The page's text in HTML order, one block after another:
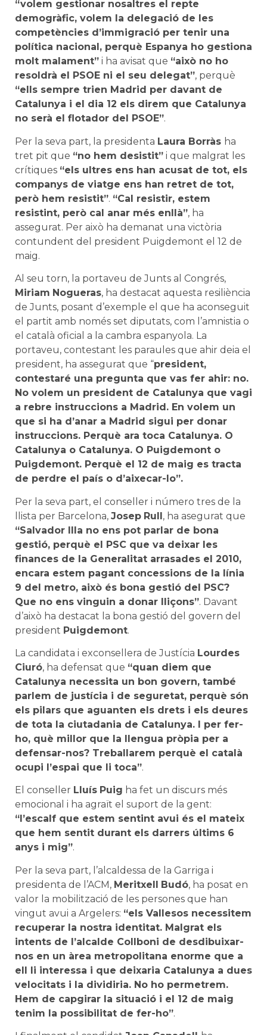
“volem gestionar nosaltres el repte
demogràfic, volem la delegació de les
competències d’immigració per tenir una
política nacional, perquè Espanya ho gestiona
molt malament” i ha avisat que “això no ho
resoldrà el PSOE ni el seu delegat”, perquè
“ells sempre trien Madrid per davant de
Catalunya i el dia 12 els direm que Catalunya
no serà el flotador del PSOE”.
Per la seva part, la presidenta Laura Borràs ha
tret pit que “no hem desistit” i que malgrat les
crítiques “els ultres ens han acusat de tot, els
companys de viatge ens han retret de tot,
però hem resistit”. “Cal resistir, estem
resistint, però cal anar més enllà”, ha
assegurat. Per això ha demanat una victòria
contundent del president Puigdemont el 12 de
maig.
Al seu torn, la portaveu de Junts al Congrés,
Miriam Nogueras, ha destacat aquesta resiliència
de Junts, posant d’exemple el que ha aconseguit
el partit amb només set diputats, com l’amnistia o
el català oficial a la cambra espanyola. La
portaveu, contestant les paraules que ahir deia el
president, ha assegurat que “president,
contestaré una pregunta que vas fer ahir: no.
No volem un president de Catalunya que vagi
a rebre instruccions a Madrid. En volem un
que si ha d’anar a Madrid sigui per donar
instruccions. Perquè ara toca Catalunya. O
Catalunya o Catalunya. O Puigdemont o
Puigdemont. Perquè el 12 de maig es tracta
de perdre el país o d’aixecar-lo”.
Per la seva part, el conseller i número tres de la
llista per Barcelona, Josep Rull, ha asegurat que
“Salvador Illa no ens pot parlar de bona
gestió, perquè el PSC que va deixar les
finances de la Generalitat arrasades el 2010,
encara estem pagant concessions de la línia
9 del metro, això és bona gestió del PSC?
Que no ens vinguin a donar lliçons”. Davant
d’això ha destacat la bona gestió del govern del
president Puigdemont.
La candidata i exconsellera de Justícia Lourdes
Ciuró, ha defensat que “quan diem que
Catalunya necessita un bon govern, també
parlem de justícia i de seguretat, perquè són
els pilars que aguanten els drets i els deures
de tota la ciutadania de Catalunya. I per fer-
ho, què millor que la llengua pròpia per a
defensar-nos? Treballarem perquè el català
ocupi l’espai que li toca”.
El conseller Lluís Puig ha fet un discurs més
emocional i ha agraït el suport de la gent:
“l’escalf que estem sentint avui és el mateix
que hem sentit durant els darrers últims 6
anys i mig”.
Per la seva part, l’alcaldessa de la Garriga i
presidenta de l’ACM, Meritxell Budó, ha posat en
valor la mobilització de les persones que han
vingut avui a Argelers: “els Vallesos necessitem
recuperar la nostra identitat. Malgrat els
intents de l’alcalde Collboni de desdibuixar-
nos en un àrea metropolitana enorme que a
ell li interessa i que deixaria Catalunya a dues
velocitats i la dividiria. No ho permetrem.
Hem de capgirar la situació i el 12 de maig
tenim la possibilitat de fer-ho”.